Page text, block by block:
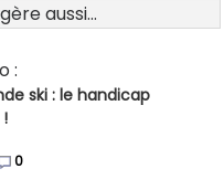
aussi...
:
ski : le handicap
0